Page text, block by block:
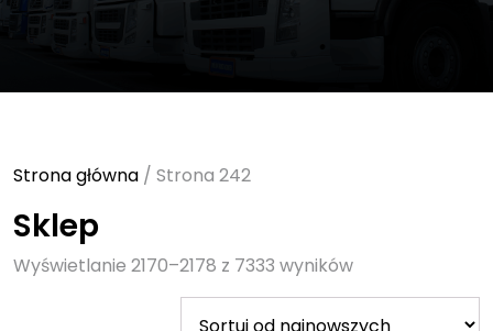
Strona główna / Strona 242
Sklep
Wyświetlanie 2170–2178 z 7333 wynikówSorted
by
latest